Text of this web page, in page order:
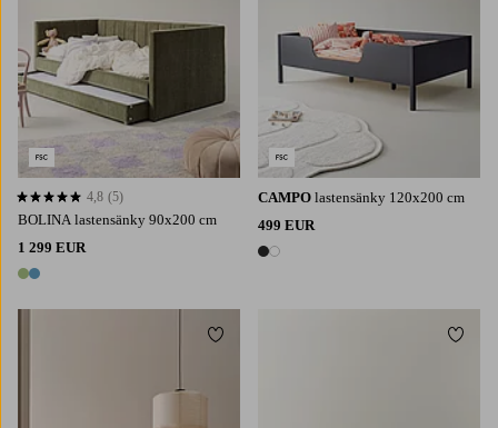
BOLINA lastensänky 90x200 cm
1 299 EUR
2 värejä
4,8 perustuen 5 arvosanaan
4,8 (5) CAMPO lastensänky 120x200 cm
499 EUR
2 värejä
Lisää suosikkeihin Lisää